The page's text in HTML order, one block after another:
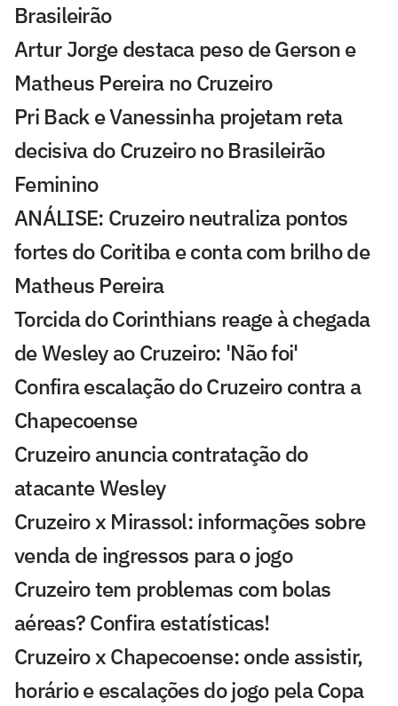
Brasileirão
Artur Jorge destaca peso de Gerson e
Matheus Pereira no Cruzeiro
Pri Back e Vanessinha projetam reta
decisiva do Cruzeiro no Brasileirão
Feminino
ANÁLISE: Cruzeiro neutraliza pontos
fortes do Coritiba e conta com brilho de
Matheus Pereira
Torcida do Corinthians reage à chegada
de Wesley ao Cruzeiro: 'Não foi'
Confira escalação do Cruzeiro contra a
Chapecoense
Cruzeiro anuncia contratação do
atacante Wesley
Cruzeiro x Mirassol: informações sobre
venda de ingressos para o jogo
Cruzeiro tem problemas com bolas
aéreas? Confira estatísticas!
Cruzeiro x Chapecoense: onde assistir,
horário e escalações do jogo pela Copa